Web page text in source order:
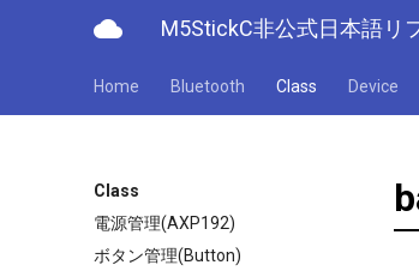
cloud M5StickC非公式日本語リ
Home Bluetooth Class Device
Class
電源管理(AXP192)
ボタン管理(Button)